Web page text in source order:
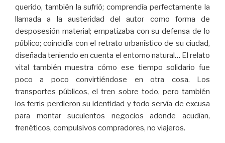
querido, también la sufrió; comprendía perfectamente la
llamada a la austeridad del autor como forma de
desposesión material; empatizaba con su defensa de lo
público; coincidía con el retrato urbanístico de su ciudad,
diseñada teniendo en cuenta el entorno natural… El relato
vital también muestra cómo ese tiempo solidario fue
poco a poco convirtiéndose en otra cosa. Los
transportes públicos, el tren sobre todo, pero también
los ferris perdieron su identidad y todo servía de excusa
para montar suculentos negocios adonde acudían,
frenéticos, compulsivos compradores, no viajeros.